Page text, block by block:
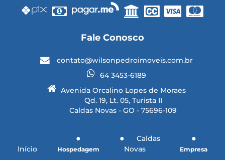
Fale Conosco
contato@wilsonpedroimoveis.com.br
64 3453-6189
Avenida Orcalino Lopes de Moraes
Qd. 19, Lt. 05, Turista II
Caldas Novas - GO - 75696-109
Início Hospedagem
Caldas
Novas
Empresa